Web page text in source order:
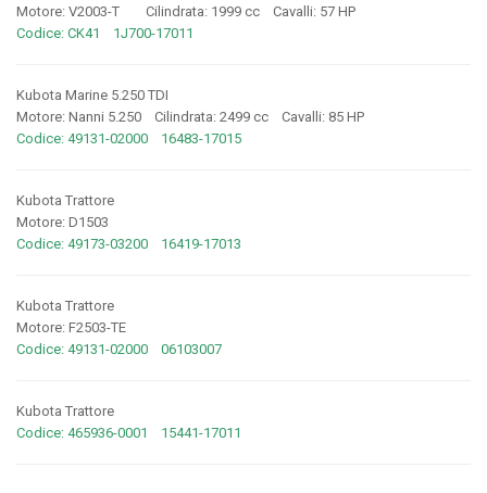
Motore: V2003-T Cilindrata: 1999 cc Cavalli: 57 HP
Codice: CK41 1J700-17011
Kubota Marine 5.250 TDI
Motore: Nanni 5.250 Cilindrata: 2499 cc Cavalli: 85 HP
Codice: 49131-02000 16483-17015
Kubota Trattore
Motore: D1503
Codice: 49173-03200 16419-17013
Kubota Trattore
Motore: F2503-TE
Codice: 49131-02000 06103007
Kubota Trattore
Codice: 465936-0001 15441-17011